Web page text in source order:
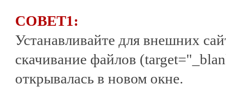
СОВЕТ1:
Устанавливайте для внешних
скачивание файлов
открывалась в новом окне.